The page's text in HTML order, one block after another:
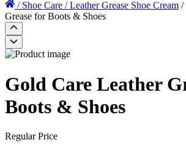
/ Shoe Care / Leather Grease Shoe Cream /
Grease for Boots & Shoes
Gold Care Leather
Boots & Shoes
Regular Price